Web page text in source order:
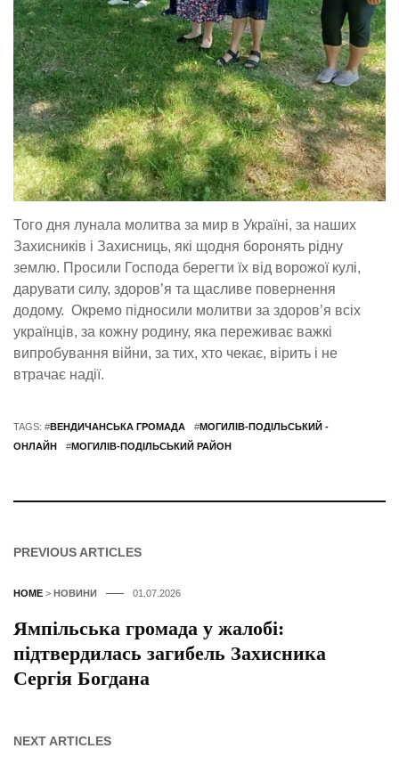
Того дня лунала молитва за мир в Україні, за наших
Захисників і Захисниць, які щодня боронять рідну
землю. Просили Господа берегти їх від ворожої кулі,
дарувати силу, здоров’я та щасливе повернення
додому. Окремо підносили молитви за здоров’я всіх
українців, за кожну родину, яка переживає важкі
випробування війни, за тих, хто чекає, вірить і не
втрачає надії.
TAGS: #ВЕНДИЧАНСЬКА ГРОМАДА #МОГИЛІВ-ПОДІЛЬСЬКИЙ -
ОНЛАЙН
#МОГИЛІВ-ПОДІЛЬСЬКИЙ РАЙОН
PREVIOUS ARTICLES
HOME > НОВИНИ 01.07.2026
Ямпільська громада у жалобі:
підтвердилась загибель Захисника
Сергія Богдана
NEXT ARTICLES